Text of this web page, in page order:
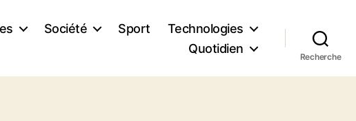
Société Sport
Technologies
Quotidien
Recherche